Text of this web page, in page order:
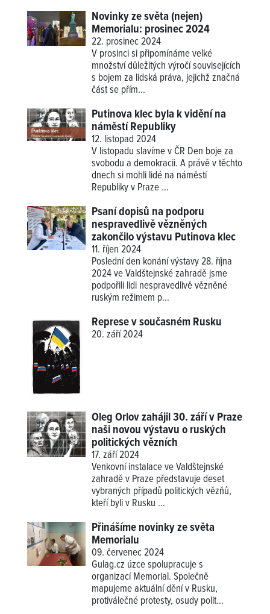
Novinky ze světa (nejen)
Memorialu: prosinec 2024
22. prosinec 2024
V prosinci si připomínáme velké
množství důležitých výročí souvisejících
s bojem za lidská práva, jejichž značná
část se přím...
Putinova klec byla k vidění na
náměstí Republiky
12. listopad 2024
V listopadu slavíme v ČR Den boje za
svobodu a demokracii. A právě v těchto
dnech si mohli lidé na náměstí
Republiky v Praze ...
Psaní dopisů na podporu
nespravedlivě vězněných
zakončilo výstavu Putinova klec
11. říjen 2024
Poslední den konání výstavy 28. října
2024 ve Valdštejnské zahradě jsme
podpořili lidi nespravedlivě vězněné
ruským režimem p...
Represe v současném Rusku
20. září 2024
Oleg Orlov zahájil 30. září v Praze
naši novou výstavu o ruských
politických vězních
17. září 2024
Venkovní instalace ve Valdštejnské
zahradě v Praze představuje deset
vybraných případů politických vězňů,
kteří byli v Rusku ...
Přinášíme novinky ze světa
Memorialu
09. červenec 2024
Gulag.cz úzce spolupracuje s
organizací Memorial. Společně
mapujeme aktuální dění v Rusku,
protiválečné protesty, osudy polit...